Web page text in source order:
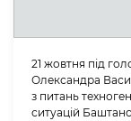
21 жовтня під
Олександра
з питань
ситуацій